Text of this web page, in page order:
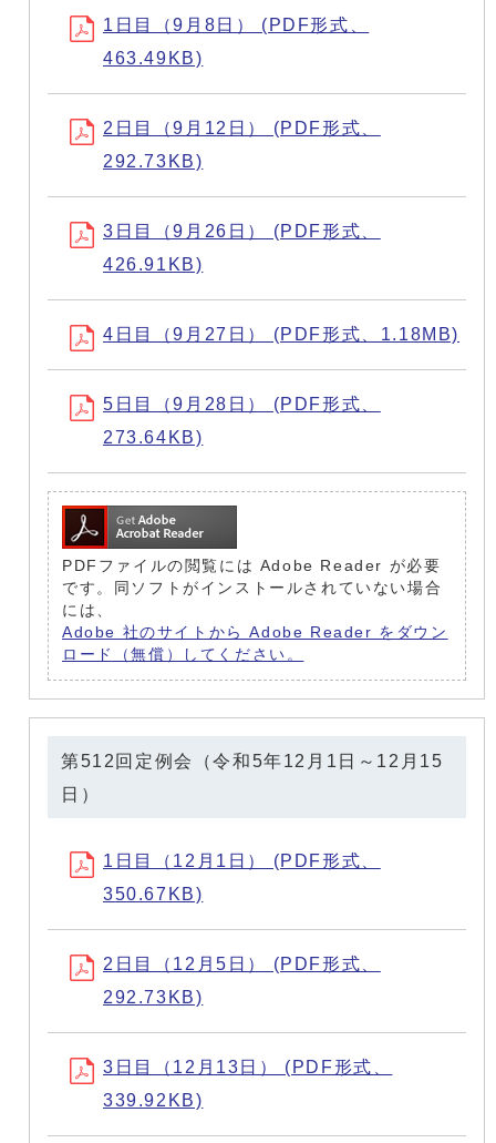
1日目（9月8日） (PDF形式、
463.49KB)
2日目（9月12日） (PDF形式、
292.73KB)
3日目（9月26日） (PDF形式、
426.91KB)
4日目（9月27日） (PDF形式、1.18MB)
5日目（9月28日） (PDF形式、
273.64KB)
PDFファイルの閲覧には Adobe Reader が必要
です。同ソフトがインストールされていない場合
には、
Adobe 社のサイトから Adobe Reader をダウン
ロード（無償）してください。
第512回定例会（令和5年12月1日～12月15
日）
1日目（12月1日） (PDF形式、
350.67KB)
2日目（12月5日） (PDF形式、
292.73KB)
3日目（12月13日） (PDF形式、
339.92KB)